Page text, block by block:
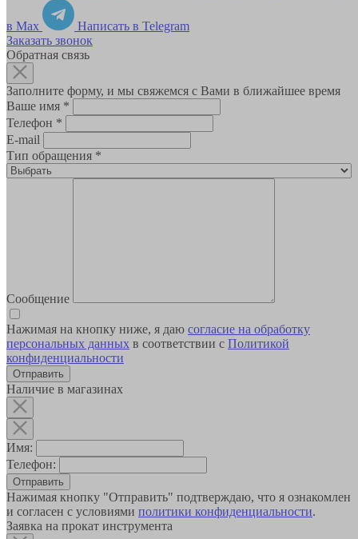
в Max
Написать в Telegram
Заказать звонок
Обратная связь
Заполните форму, и мы свяжемся с Вами в ближайшее время
Ваше имя *
Телефон *
E-mail
Тип обращения *
Сообщение
Нажимая на кнопку ниже, я даю согласие на обработку
персональных данных в соответствии с Политикой
конфиденциальности
Наличие в магазинах
Имя:
Телефон:
Отправить
Нажимая кнопку "Отправить" подтверждаю, что я ознакомлен
и согласен с условиями политики конфиденциальности.
Заявка на прокат инструмента